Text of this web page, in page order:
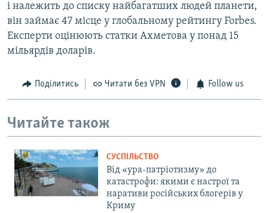
і належить до списку найбагатших людей планети,
він займає 47 місце у глобальному рейтингу Forbes.
Експерти оцінюють статки Ахметова у понад 15
мільярдів доларів.
Поділитись Читати без VPN Follow us
Читайте також
СУСПІЛЬСТВО
Від «ура-патріотизму» до
катастрофи: якими є настрої та
наративи російських блогерів у
Криму